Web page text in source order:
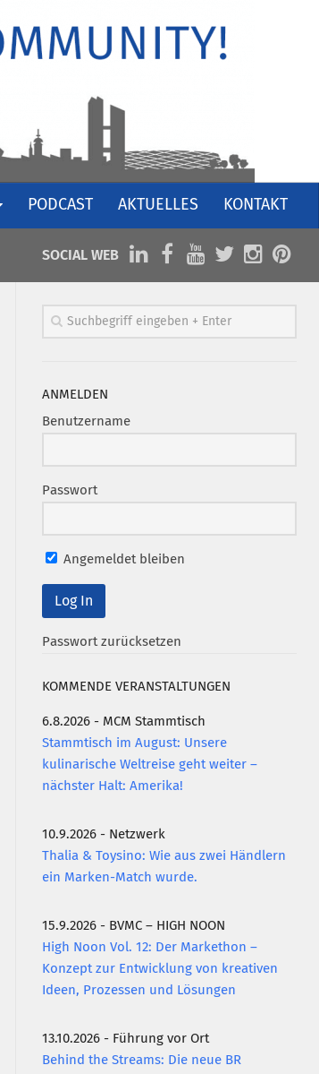
PODCAST AKTUELLES KONTAKT
SOCIAL WEB
ANMELDEN
Benutzername
Passwort
Angemeldet bleiben
Passwort zurücksetzen
KOMMENDE VERANSTALTUNGEN
6.8.2026 - MCM Stammtisch
Stammtisch im August: Unsere
kulinarische Weltreise geht weiter –
nächster Halt: Amerika!
10.9.2026 - Netzwerk
Thalia & Toysino: Wie aus zwei Händlern
ein Marken-Match wurde.
15.9.2026 - BVMC – HIGH NOON
High Noon Vol. 12: Der Markethon –
Konzept zur Entwicklung von kreativen
Ideen, Prozessen und Lösungen
13.10.2026 - Führung vor Ort
Behind the Streams: Die neue BR